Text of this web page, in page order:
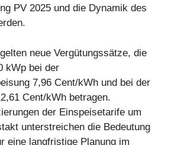
PV 2025 und die Dynamik des
neue Vergütungssätze, die
kWp bei der
7,96 Cent/kWh und bei der
Cent/kWh betragen.
der Einspeisetarife um
unterstreichen die Bedeutung
eine langfristige Planung im